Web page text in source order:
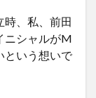
、私、前田
ニシャルがM
という想いで